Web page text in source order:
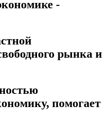
-
рынка и
помогает